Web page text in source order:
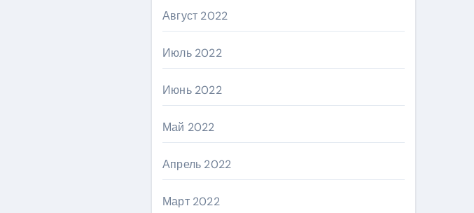
Август 2022
Июль 2022
Июнь 2022
Май 2022
Апрель 2022
Март 2022